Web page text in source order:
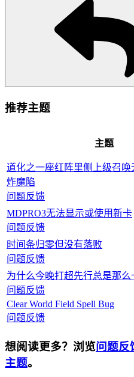
推荐主题
主题
道化之一座红阵里侧上级召
炸魔陷
问题反馈
MDPRO3无法显示或使用新卡
问题反馈
时间条归零但没有落败
问题反馈
为什么今晚打超先行总是那么
问题反馈
Clear World Field Spell Bug
问题反馈
想阅读更多？浏览问题反
主题。